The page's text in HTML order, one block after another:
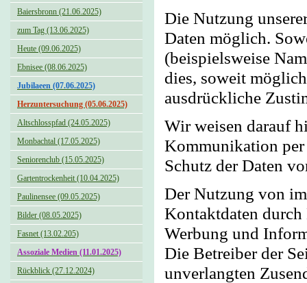
Baiersbronn (21.06.2025)
zum Tag (13.06.2025)
Heute (09.06.2025)
Ebnisee (08.06.2025)
Jubilaeen (07.06.2025)
Herzuntersuchung (05.06.2025)
Altschlosspfad (24.05.2025)
Monbachtal (17.05.2025)
Seniorenclub (15.05.2025)
Gartentrockenheit (10.04.2025)
Paulinensee (09.05.2025)
Bilder (08.05.2025)
Fasnet (13.02.205)
Assoziale Medien (11.01.2025)
Rückblick (27.12.2024)
Die Nutzung
Daten möglich.
(beispielsweise
dies, soweit
ausdrückliche
Wir weisen darauf
Kommunikation
Schutz der Daten
Der Nutzung von
Kontaktdaten
Werbung und
Die Betreiber der
unverlangten